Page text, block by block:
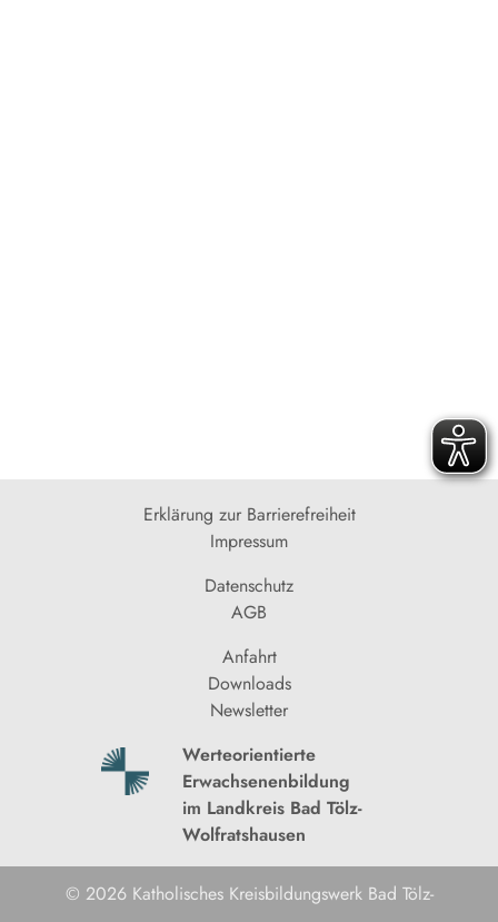
Erklärung zur Barrierefreiheit
Impressum
Datenschutz
AGB
Anfahrt
Downloads
Newsletter
Werteorientierte
Erwachsenenbildung
im Landkreis Bad Tölz-
Wolfratshausen
© 2026 Katholisches Kreisbildungswerk Bad Tölz-